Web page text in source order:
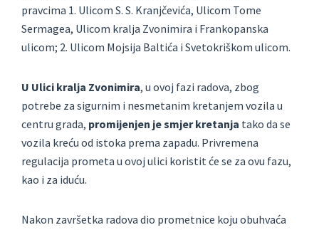
pravcima 1. Ulicom S. S. Kranjčevića, Ulicom Tome
Sermagea, Ulicom kralja Zvonimira i Frankopanska
ulicom; 2. Ulicom Mojsija Baltića i Svetokriškom ulicom.
U Ulici kralja Zvonimira, u ovoj fazi radova, zbog
potrebe za sigurnim i nesmetanim kretanjem vozila u
centru grada, promijenjen je smjer kretanja tako da se
vozila kreću od istoka prema zapadu. Privremena
regulacija prometa u ovoj ulici koristit će se za ovu fazu,
kao i za iduću.
Nakon završetka radova dio prometnice koju obuhvaća